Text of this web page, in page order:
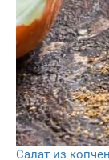
Салат из